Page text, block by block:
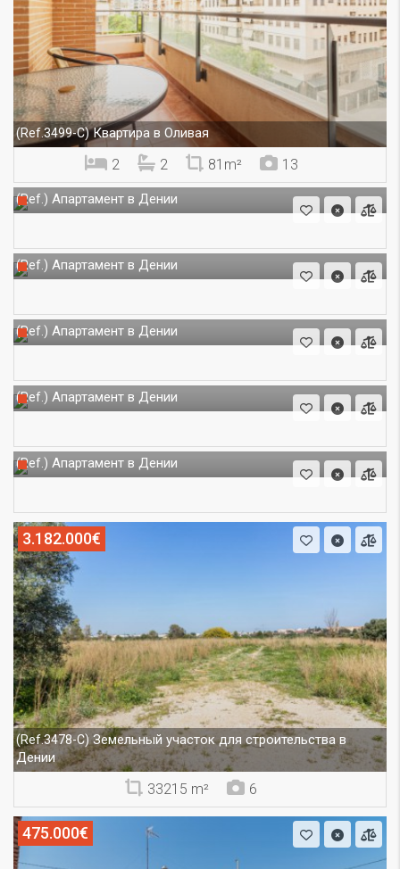
(Ref.3499-C)Квартира в Оливая
2 2 81m² 13
(Ref.) Апартамент в Дении
(Ref.) Апартамент в Дении
(Ref.) Апартамент в Дении
(Ref.) Апартамент в Дении
(Ref.) Апартамент в Дении
3.182.000€
(Ref.3478-C)Земельный участок для строительства в
Дении
33215 m² 6
475.000€